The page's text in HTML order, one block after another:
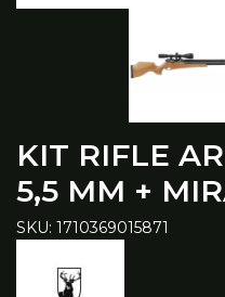
KIT RIFLE
5,5 MM +
SKU: 1710369015871